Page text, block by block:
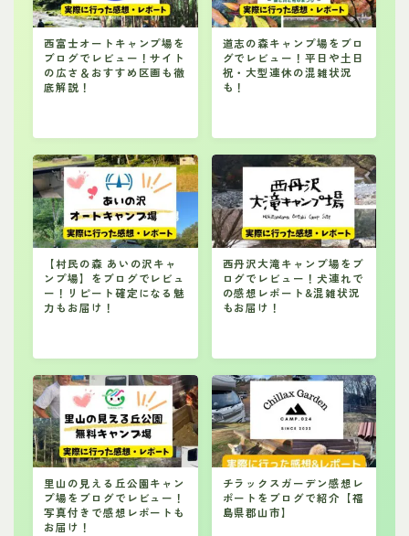
西富士オートキャンプ場を
ブログでレビュー！サイト
の広さ＆おすすめ区画も徹
底解説！
道志の森キャンプ場をブロ
グでレビュー！平日や土日
祝・大型連休の混雑状況
も！
【村民の森 あいの沢キャ
ンプ場】をブログでレビュ
ー！リピート確定になる魅
力もお届け！
西丹沢大滝キャンプ場をブ
ログでレビュー！犬連れで
の感想レポート&混雑状況
もお届け！
里山の見える丘公園キャン
プ場をブログでレビュー！
写真付きで感想レポートも
お届け！
チラックスガーデン感想レ
ポートをブログで紹介【福
島県郡山市】